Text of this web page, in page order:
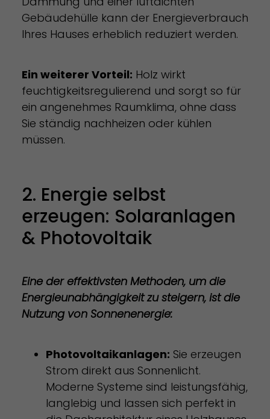
Gebäudehülle kann der Energieverbrauch
Ihres Hauses erheblich reduziert werden.
Ein weiterer Vorteil: Holz wirkt
feuchtigkeitsregulierend und sorgt so für
ein angenehmes Raumklima, ohne dass
Sie ständig nachheizen oder kühlen
müssen.
2. Energie selbst
erzeugen: Solaranlagen
& Photovoltaik
Eine der effektivsten Methoden, um die
Energieunabhängigkeit zu steigern, ist die
Nutzung von Sonnenenergie:
Photovoltaikanlagen: Sie erzeugen
Strom direkt aus Sonnenlicht.
Moderne Systeme sind leistungsfähig,
langlebig und lassen sich perfekt in